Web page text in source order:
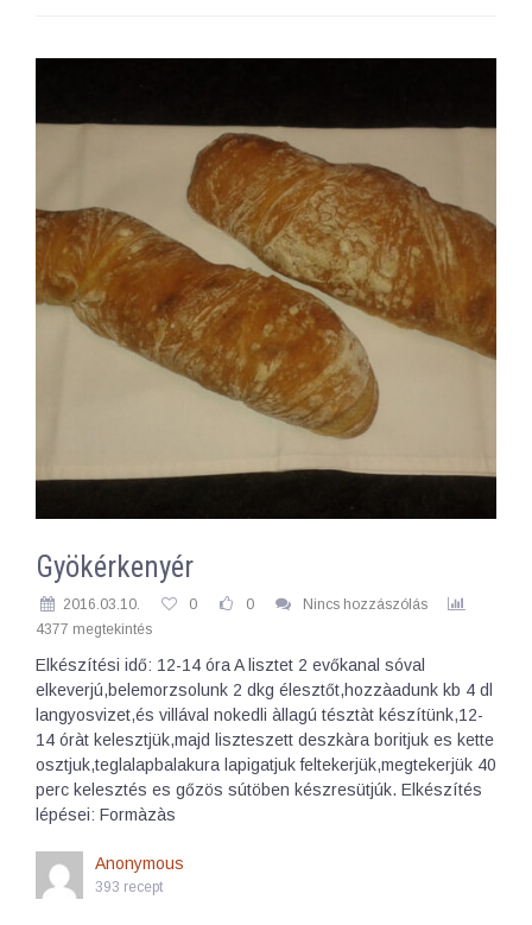
Gyökérkenyér
2016.03.10. 0 0
Nincs hozzászólás
4377 megtekintés
Elkészítési idő: 12-14 óra A lisztet 2 evőkanal sóval
elkeverjú,belemorzsolunk 2 dkg élesztőt,hozzàadunk kb 4 dl
langyosvizet,és villával nokedli àllagú tésztàt készítünk,12-
14 óràt kelesztjük,majd liszteszett deszkàra boritjuk es kette
osztjuk,teglalapbalakura lapigatjuk feltekerjük,megtekerjük 40
perc kelesztés es gőzös sútöben készresütjúk. Elkészítés
lépései: Formàzàs
Anonymous
393 recept